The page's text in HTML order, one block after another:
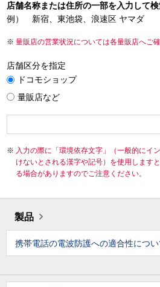
店舗名称または住所の一部を入力して検
例） 新宿、東池袋、浪速区 ヤマダ
量販店の営業状況については各量販店へご確
店舗区分を指定
ドコモショップ
量販店など
入力の際に「環境依存文字」（一般的にイ
けないとされる漢字や記号）を使用します
る場合がありますのでご注意ください。
製品
携帯電話の電波防護への適合性につい